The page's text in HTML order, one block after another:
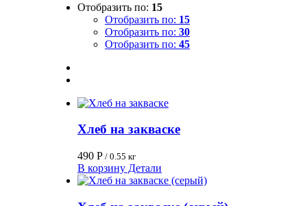
Отобразить по: 15
Отобразить по: 15
Отобразить по: 30
Отобразить по: 45
Хлеб на закваске
490 Р / 0.55 кг
В корзину Детали